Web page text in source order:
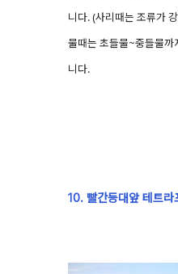
니다. (사리때는 조류가
물때는 초들물~중들물까
니다.
10. 빨간등대앞 테트라